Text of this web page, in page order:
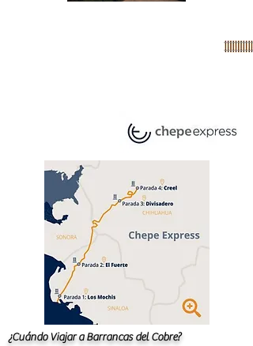
¿Cuándo Viajar a Barrancas del Cobre?